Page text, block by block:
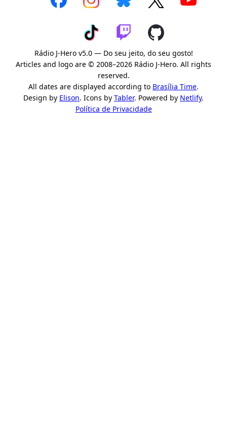
Rádio J-Hero v5.0 — Do seu jeito, do seu gosto!
Articles and logo are © 2008–2026 Rádio J-Hero. All rights
reserved.
All dates are displayed according to Brasília Time.
Design by Elison. Icons by Tabler. Powered by Netlify.
Política de Privacidade